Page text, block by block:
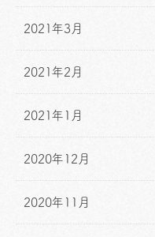
2021年3月
2021年2月
2021年1月
2020年12月
2020年11月